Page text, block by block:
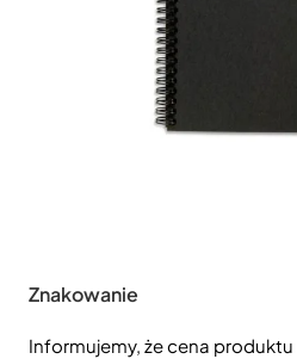
Znakowanie
Informujemy, że cena